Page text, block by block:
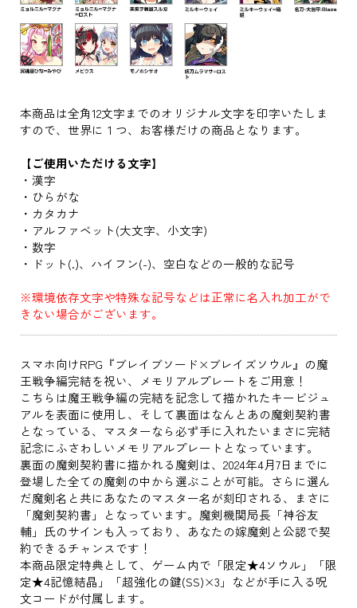
本商品は全角12文字までのオリジナル文字を印字いたしま
すので、世界に１つ、お客様だけの商品となります。
【ご使用いただける文字】
・漢字
・ひらがな
・カタカナ
・アルファベット(大文字、小文字)
・数字
・ドット(.)、ハイフン(-)、空白などの一般的な記号
※環境依存文字や特殊な記号などは正常に名入れ加工がで
きない場合がございます。
スマホ向けRPG『ブレイブソード×ブレイズソウル』の魔
王戦争編完結を祝い、メモリアルプレートをご用意！
こちらは魔王戦争編の完結を記念して描かれたキービジュ
アルを表面に使用し、そして裏面はなんとあの魔剣契約書
となっている、マスターなら必ず手に入れたいまさに完結
記念にふさわしいメモリアルプレートとなっています。
裏面の魔剣契約書に描かれる魔剣は、2024年4月7日までに
登場した全ての魔剣の中から選ぶことが可能。さらに選ん
だ魔剣名と共にあなたのマスター名が刻印される、まさに
「魔剣契約書」となっています。魔剣機関局長「神谷友
輔」氏のサインも入っており、あなたの嫁魔剣と公認で契
約できるチャンスです！
本商品限定特典として、ゲーム内で「限定★4ソウル」「限
定★4記憶結晶」「超強化の鍵(SS)×3」などが手に入る呪
文コードが付属します。